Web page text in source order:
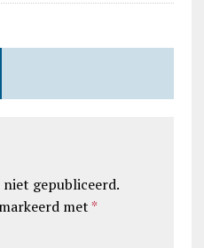
gepubliceerd.
met *